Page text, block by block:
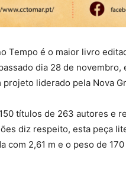
Tempo é o maior livro
dia 28 de
projeto liderado pela Nova
títulos de 263 autores e
diz respeito, esta peça
com 2,61 m e o peso de